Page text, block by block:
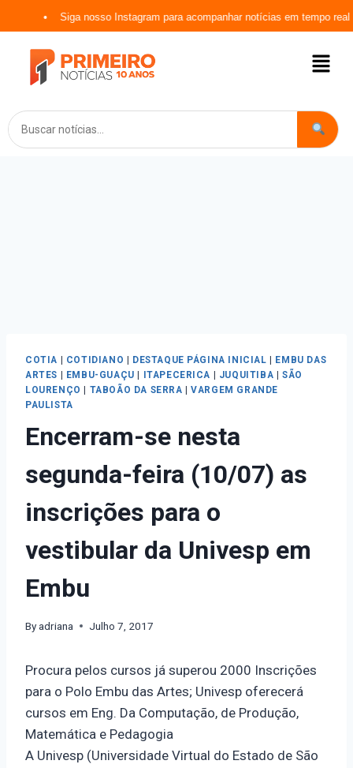
Siga nosso Instagram para acompanhar notícias em tempo real
COTIA COTIDIANO DESTAQUE PÁGINA INICIAL
EMBU DAS
ARTES
EMBU-GUAÇU ITAPECERICA JUQUITIBA |SÃO
LOURENÇO
TABOÃO DA SERRA |VARGEM GRANDE
PAULISTA
Encerram-se nesta
segunda-feira (10/07) as
inscrições para o
vestibular da Univesp em
Embu
Byadriana Julho 7, 2017
Procura pelos cursos já superou 2000 Inscrições
para o Polo Embu das Artes; Univesp oferecerá
cursos em Eng. Da Computação, de Produção,
Matemática e Pedagogia
A Univesp (Universidade Virtual do Estado de São